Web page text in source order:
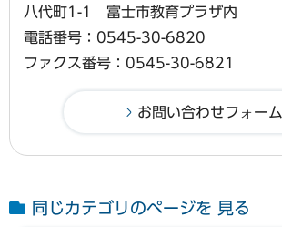
八代町1-1 富士市教育プラザ内
電話番号：0545-30-6820
ファクス番号：0545-30-6821
同じカテゴリのページを 見る